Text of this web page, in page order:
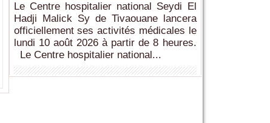
Le Centre hospitalier national Seydi El
Hadji Malick Sy de Tivaouane lancera
officiellement ses activités médicales le
lundi 10 août 2026 à partir de 8 heures.
Le Centre hospitalier national...